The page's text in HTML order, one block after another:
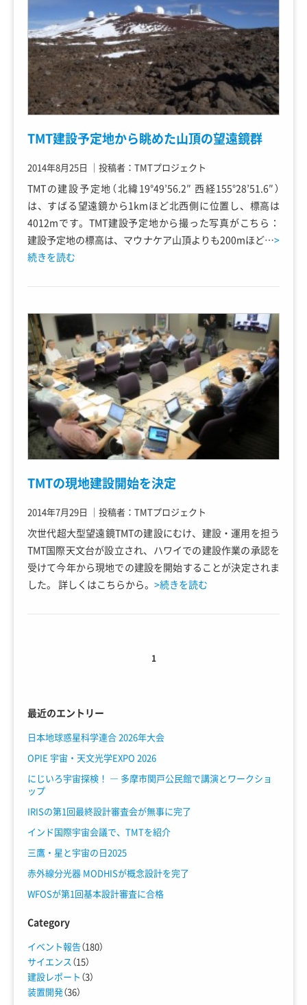
TMT建設予定地から眺めた山頂の望遠鏡群
2014年8月25日 ｜ 投稿者：TMTプロジェクト
TMTの建設予定地（北緯19°49’56.2″ 西経155°28’51.6″）
は、すばる望遠鏡から1kmほど北西側に位置し、標高は
4012mです。TMT建設予定地から撮った写真がこちら：
建設予定地の標高は、マウナケア山頂よりも200mほど…>
続きを読む
TMTの現地建設開始を決定
2014年7月29日 ｜ 投稿者：TMTプロジェクト
次世代超大型望遠鏡TMTの建設にむけ、建設・運用を担う
TMT国際天文台が設立され、ハワイでの建設作業の承認を
受けて今年から現地での建設を開始することが決定されま
した。 詳しくはこちらから。 >続きを読む
1
最近のエントリー
日本地球惑星科学連合 2026年大会
OPIE 宇宙・天文光学EXPO 2026
にじいろ宇宙探検！ ― 多摩市関戸公民館で講演とワークショ
ップ
IRISの第1回最終設計審査会が無事に完了
インド国際宇宙会議で、TMTを紹介
三鷹・星と宇宙の日2025
赤外線分光器 MODHISが概念設計を完了
WFOSが第1回基本設計審査に合格
Category
イベント報告（180）
サイエンス （15）
建設レポート （3）
装置開発（36）